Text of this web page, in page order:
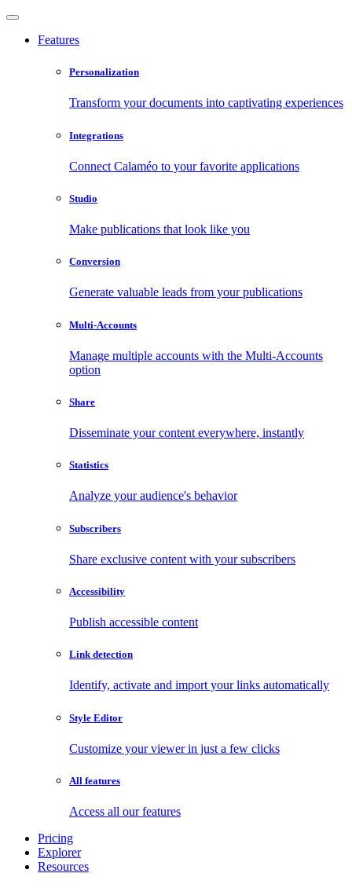
Features
Personalization
Transform your documents into captivating experiences
Integrations
Connect Calaméo to your favorite applications
Studio
Make publications that look like you
Conversion
Generate valuable leads from your publications
Multi-Accounts
Manage multiple accounts with the Multi-Accounts
option
Share
Disseminate your content everywhere, instantly
Statistics
Analyze your audience's behavior
Subscribers
Share exclusive content with your subscribers
Accessibility
Publish accessible content
Link detection
Identify, activate and import your links automatically
Style Editor
Customize your viewer in just a few clicks
All features
Access all our features
Pricing
Explorer
Resources